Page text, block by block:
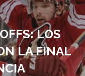
LOS
LA FINAL